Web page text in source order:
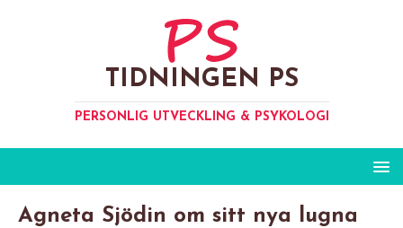
TIDNINGEN PS
PERSONLIG UTVECKLING & PSYKOLOGI
Agneta Sjödin om sitt nya lugna